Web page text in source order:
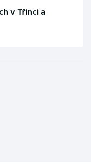
v Třinci a